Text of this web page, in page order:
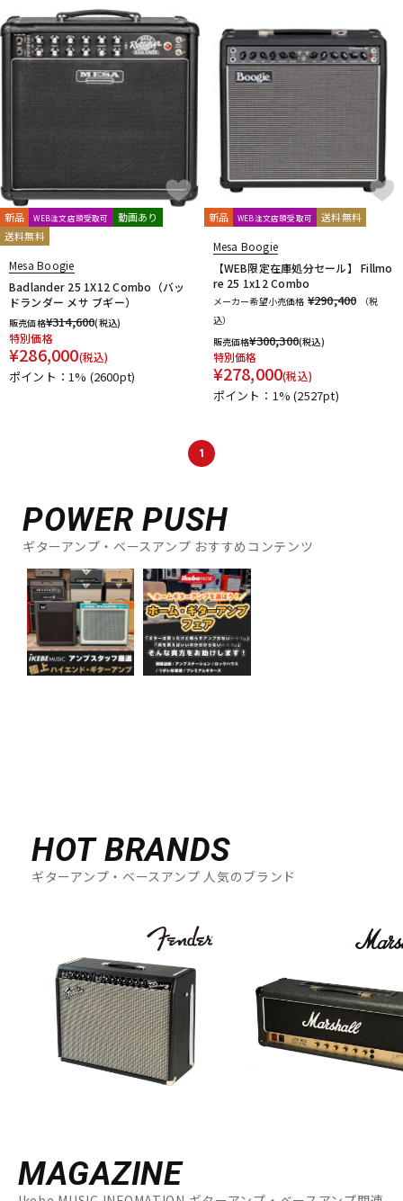
新品 WEB注文店頭受取可
動画あり
送料無料
Mesa Boogie
Badlander 25 1X12 Combo（バッ
ドランダー メサ ブギー）
販売価格¥314,600(税込)
特別価格
¥286,000(税込)
ポイント：1% (2600pt)
新品 WEB注文店頭受取可 送料無料
Mesa Boogie
【WEB限定在庫処分セール】 Fillmo
re 25 1x12 Combo
メーカー希望小売価格 ¥290,400
（税
込）
販売価格¥300,300(税込)
特別価格
¥278,000(税込)
ポイント：1%(2527pt)
1
POWER PUSH
ギターアンプ・ベースアンプ おすすめコンテンツ
HOT BRANDS
ギターアンプ・ベースアンプ 人気のブランド
MAGAZINE